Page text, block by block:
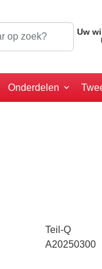
Uw
Onderdelen
Teil-Q
A20250300